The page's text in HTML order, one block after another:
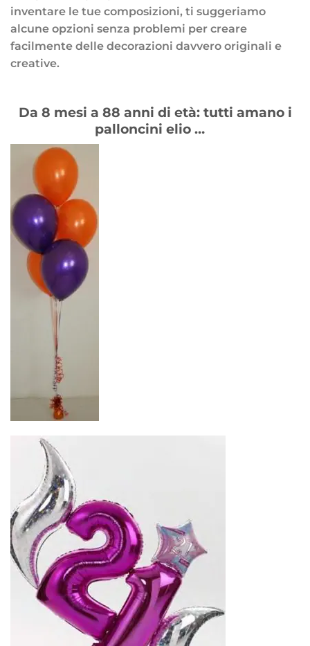
inventare le tue composizioni, ti suggeriamo
alcune opzioni senza problemi per creare
facilmente delle decorazioni davvero originali e
creative.
Da 8 mesi a 88 anni di età: tutti amano i
palloncini elio …